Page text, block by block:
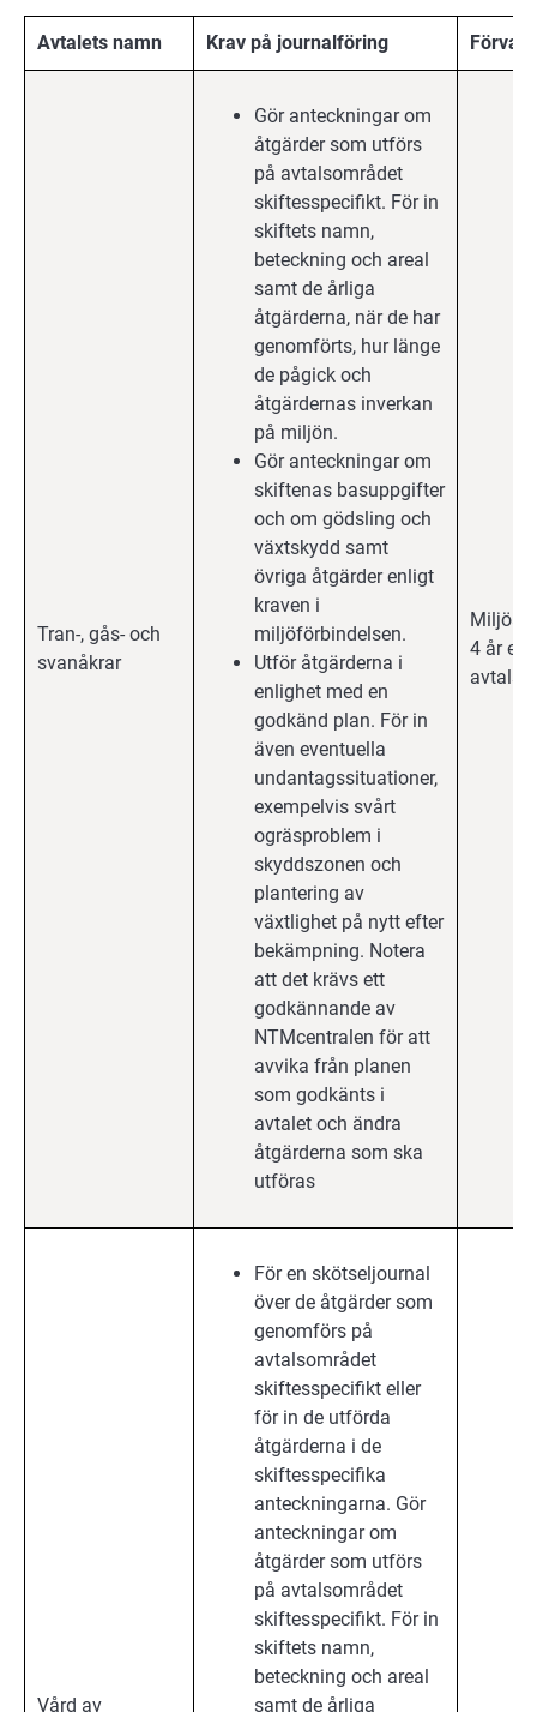
Avtalets namn Krav på journalföring
Tran-, gås- och
svanåkrar
Gör anteckningar om
åtgärder som utförs
på avtalsområdet
skiftesspecifikt. För in
skiftets namn,
beteckning och areal
samt de årliga
åtgärderna, när de har
genomförts, hur länge
de pågick och
åtgärdernas inverkan
på miljön.
Gör anteckningar om
skiftenas basuppgifter
och om gödsling och
växtskydd samt
övriga åtgärder enligt
kraven i
miljöförbindelsen.
Utför åtgärderna i
enlighet med en
godkänd plan. För in
även eventuella
undantagssituationer,
exempelvis svårt
ogräsproblem i
skyddszonen och
plantering av
växtlighet på nytt efter
bekämpning. Notera
att det krävs ett
godkännande av
NTMcentralen för att
avvika från planen
som godkänts i
avtalet och ändra
åtgärderna som ska
utföras
4 år
Vård av
För en skötseljournal
över de åtgärder som
genomförs på
avtalsområdet
skiftesspecifikt eller
för in de utförda
åtgärderna i de
skiftesspecifika
anteckningarna. Gör
anteckningar om
åtgärder som utförs
på avtalsområdet
skiftesspecifikt. För in
skiftets namn,
beteckning och areal
samt de årliga